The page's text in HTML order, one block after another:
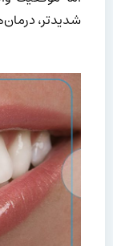
شدیدتر،